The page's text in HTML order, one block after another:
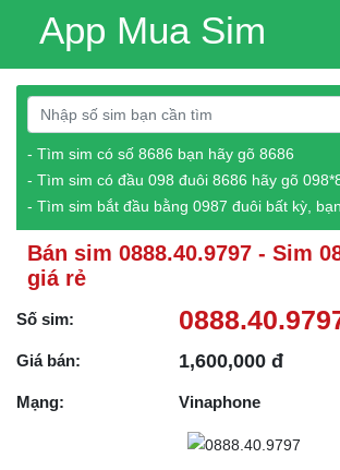
App Mua Sim
- Tìm sim có số 8686 bạn hãy gõ 8686
- Tìm sim có đầu 098 đuôi 8686 hãy gõ
- Tìm sim bắt đầu bằng 0987 đuôi bất kỳ,
Bán sim 0888.40.9797 - Sim
giá rẻ
Số sim:
Giá bán: 1,600,000 đ
Mạng: Vinaphone